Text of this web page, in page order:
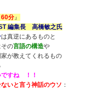
分』
編集長 高橋敏之氏
は真逆にあるものと
の言語の構造や
が教えてくれるもの
ですね ！！
いと言う神話のウソ ：